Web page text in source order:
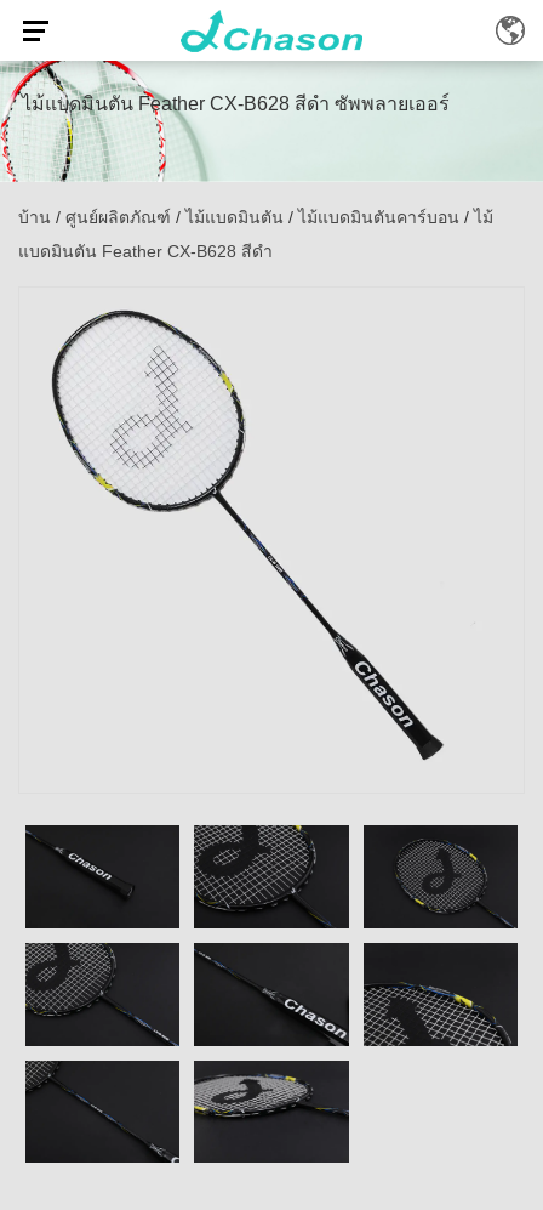
ไม้แบดมินตัน Feather CX-B628 สีดำ ซัพพลายเออร์
บ้าน / ศูนย์ผลิตภัณฑ์ /ไม้แบดมินตัน /ไม้แบดมินตันคาร์บอน /ไม้
แบดมินตัน Feather CX-B628 สีดำ